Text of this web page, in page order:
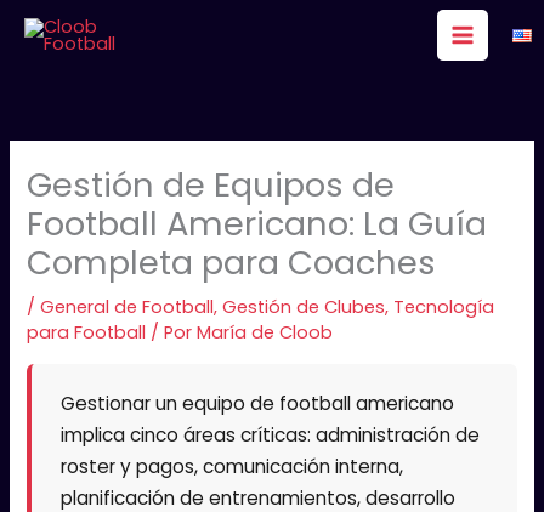
Gestión de Equipos de
Football Americano: La Guía
Completa para Coaches
/General de Football,Gestión de Clubes, Tecnología
para Football / PorMaría de Cloob
Gestionar un equipo de football americano
implica cinco áreas críticas: administración de
roster y pagos, comunicación interna,
planificación de entrenamientos, desarrollo